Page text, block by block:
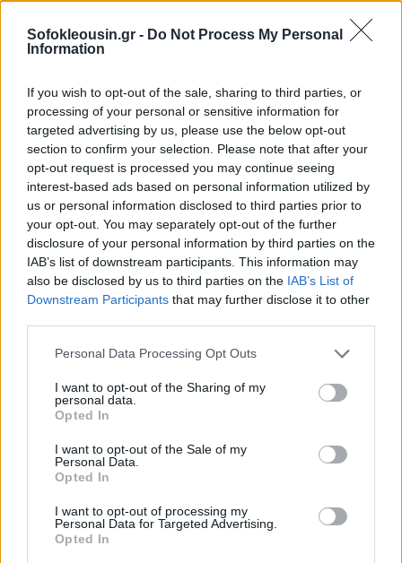
Sofokleousin.gr - Do Not Process My Personal
Information
If you wish to opt-out of the sale, sharing to third parties, or
processing of your personal or sensitive information for
targeted advertising by us, please use the below opt-out
section to confirm your selection. Please note that after your
opt-out request is processed you may continue seeing
interest-based ads based on personal information utilized by
us or personal information disclosed to third parties prior to
your opt-out. You may separately opt-out of the further
disclosure of your personal information by third parties on the
IAB’s list of downstream participants. This information may
also be disclosed by us to third parties on the IAB’s List of
Downstream Participants that may further disclose it to other
Personal Data Processing Opt Outs
I want to opt-out of the Sharing of my
personal data.
Opted In
I want to opt-out of the Sale of my
Personal Data.
Opted In
I want to opt-out of processing my
Personal Data for Targeted Advertising.
Opted In
08:14, 25 Απριλίου 2025
Ο τελευταίος "γύρος" του
Harvey Weinstein: Αντεπίθεση
στο Κίνημα #MeToo
15:00, 20 Απριλίου 2025
Ο Ντον Λέμον "υπέστη
σεξουαλική παρενόχληση
πολλές φορές" στην καριέρα
του
Diddy: Μηνύει για δυσφήμιση
08:06, 23 Ιανουαρίου 2025
Μπλέικ Λάιβλι για τη μήνυση